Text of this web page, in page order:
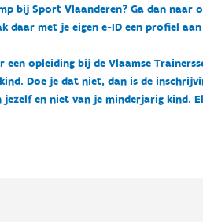
bij Sport Vlaanderen? Ga dan naar
daar met je eigen e-ID een profiel
opleiding bij de Vlaamse
Doe je dat niet, dan is de
en niet van je minderjarig kind.